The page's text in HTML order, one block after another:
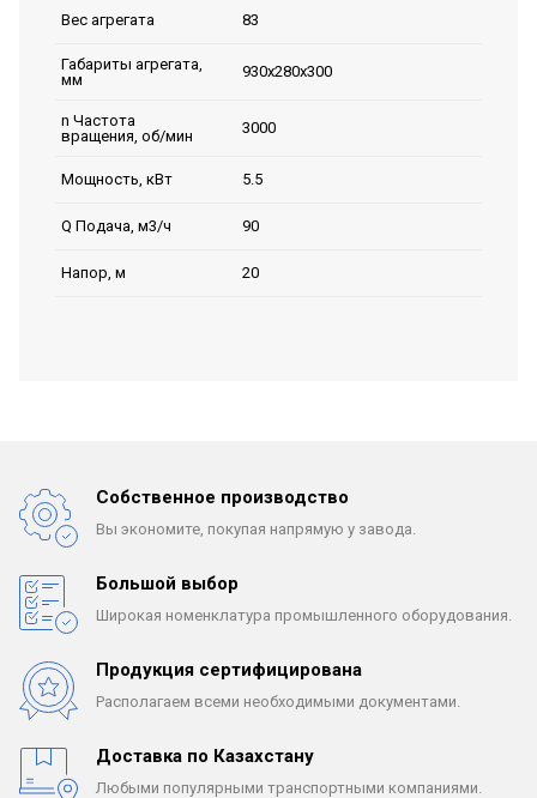
Вес агрегата 83
Габариты агрегата,
мм
930х280х300
n Частота
вращения, об/мин
3000
Мощность, кВт 5.5
Q Подача, м3/ч 90
Напор, м 20
Собственное производство
Вы экономите, покупая напрямую у завода.
Большой выбор
Широкая номенклатура промышленного оборудования.
Продукция сертифицирована
Располагаем всеми необходимыми документами.
Доставка по Казахстану
Любыми популярными транспортными компаниями.